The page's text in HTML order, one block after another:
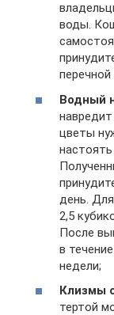
воды.
Водный
цветы
настоять
день.
2,5
После
в
недели;
Клизмы
тертой